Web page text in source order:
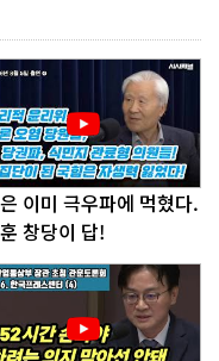
이미 극우파에 먹혔다.
창당이 답!